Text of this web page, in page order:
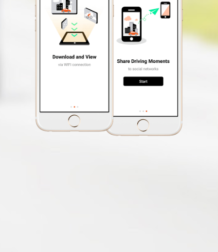
fotografie během nahrávání
videa)
rychlostních radarů
Upozornění na